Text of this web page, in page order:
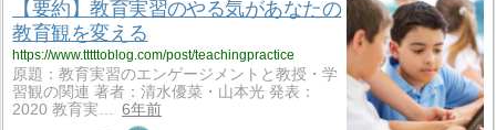
【要約】教育実習のやる気があなたの
教育観を変える
https://www.tttttoblog.com/post/teachingpractice
原題：教育実習のエンゲージメントと教授・学
習観の関連 著者：清水優菜・山本光 発表：
2020 教育実…
6年前